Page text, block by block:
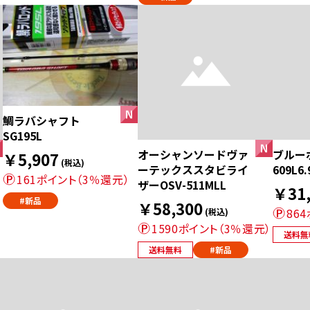
鯛ラバシャフト
SG195L
￥5,907 (税込)
161ポイント（3％還元）
#新品
オーシャンソードヴァ
ーテックススタビライ
ザーOSV-511MLL
￥58,300 (税込)
1590ポイント（3％還元）
送料無料 #新品
ブルー
￥
864
送料